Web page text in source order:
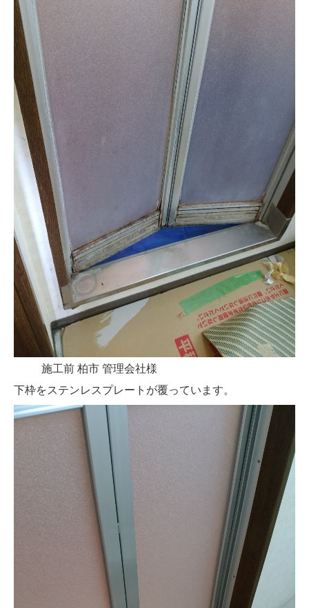
施工前 柏市 管理会社様
下枠をステンレスプレートが覆っています。